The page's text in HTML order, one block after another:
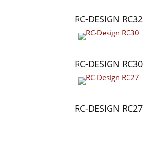
RC-DESIGN RC32
RC-DESIGN RC30
RC-DESIGN RC27